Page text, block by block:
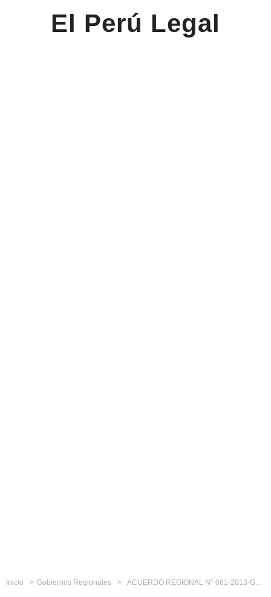
El Perú Legal
Inicio Gobiernos Regionales ACUERDO REGIONAL N° 061-2013-GR-LL/CR Autorizan la transferencia financiera a favor de diversas